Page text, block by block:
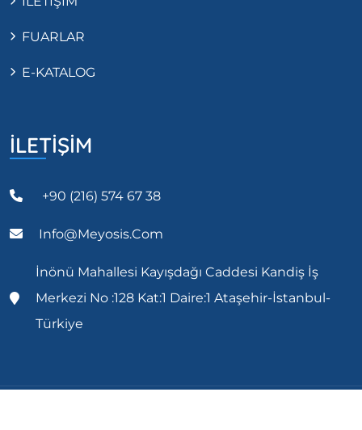
FUARLAR
E-KATALOG
İLETİŞİM
+90 (216) 574 67 38
Info@meyosis.com
İnönü Mahallesi Kayışdağı Caddesi Kandiş İş
Merkezi No :128 Kat:1 Daire:1 Ataşehir-İstanbul-
Türkiye